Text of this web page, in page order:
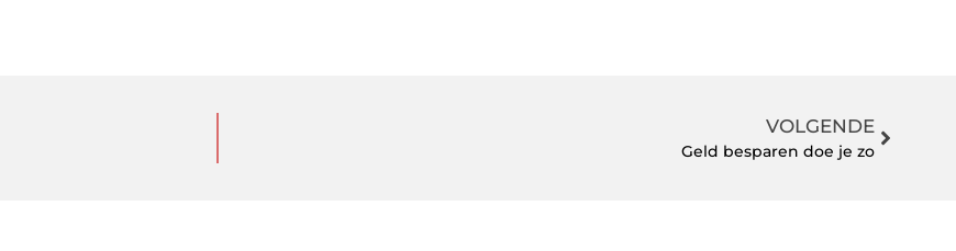
VOLGENDE
Geld besparen doe je zo